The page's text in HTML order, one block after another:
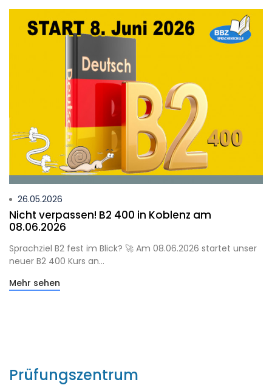
26.05.2026
Nicht verpassen! B2 400 in Koblenz am
08.06.2026
Sprachziel B2 fest im Blick? 🚀 Am 08.06.2026 startet unser
neuer B2 400 Kurs an...
Mehr sehen
Prüfungszentrum